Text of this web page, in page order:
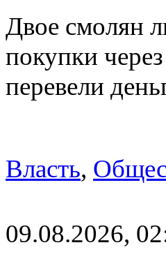
Двое смолян
покупки
перевели
Власть,
09.08.2026,